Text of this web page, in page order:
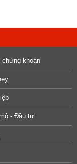
khoán
- Đầu tư